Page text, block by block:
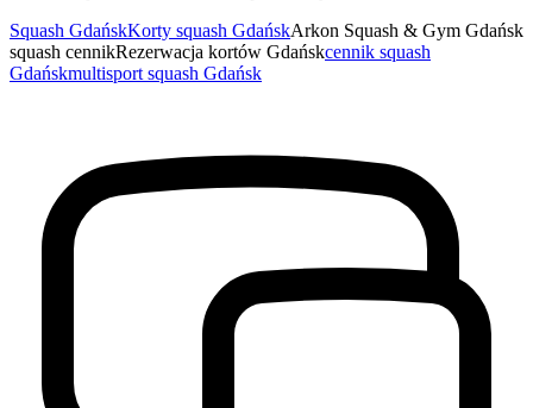
Squash GdańskKorty squash GdańskArkon Squash & Gym Gdańsk
squash cennikRezerwacja kortów Gdańskcennik squash
Gdańskmultisport squash Gdańsk